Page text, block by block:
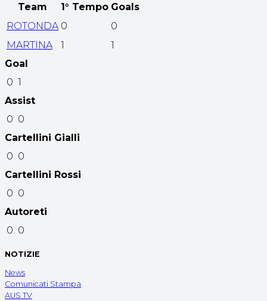
Team 1° Tempo Goals
ROTONDA 0
0
MARTINA
1
1
Goal
0 1
Assist
0 0
Cartellini Gialli
0 0
Cartellini Rossi
0 0
Autoreti
0 0
NOTIZIE
News
Comunicati Stampa
AUS TV